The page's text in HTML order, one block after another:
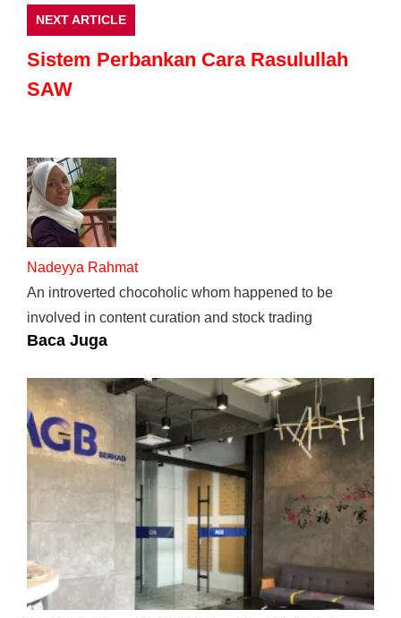
NEXT ARTICLE
Sistem Perbankan Cara Rasulullah
SAW
Nadeyya Rahmat
An introverted chocoholic whom happened to be
involved in content curation and stock trading
Baca Juga